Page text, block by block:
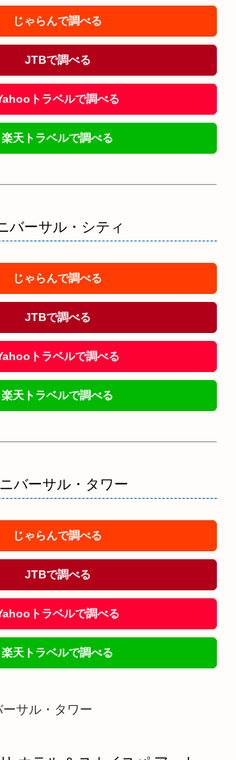
じゃらんで調べる
JTBで調べる
トラベルで調べる
楽天トラベルで調べる
バーサル・シティ
じゃらんで調べる
JTBで調べる
トラベルで調べる
楽天トラベルで調べる
バーサル・タワー
じゃらんで調べる
JTBで調べる
トラベルで調べる
楽天トラベルで調べる
サル・タワー